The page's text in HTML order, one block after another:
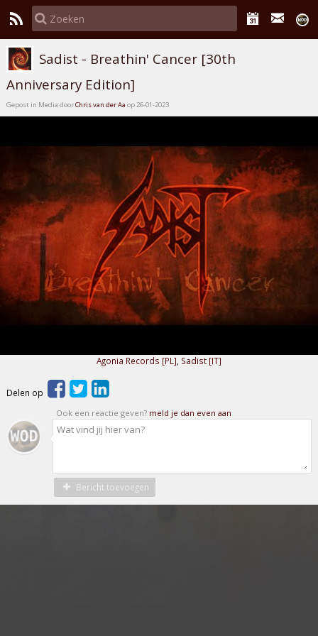
Sadist - Breathin' Cancer [30th
Anniversary Edition]
Gepost in Media doorChris van der Aa op 26-01-2023
Agonia Records [PL] Sadist [IT]
Delen op
Ook een reactie geven? meld je dan even aan
Bericht toevoegen